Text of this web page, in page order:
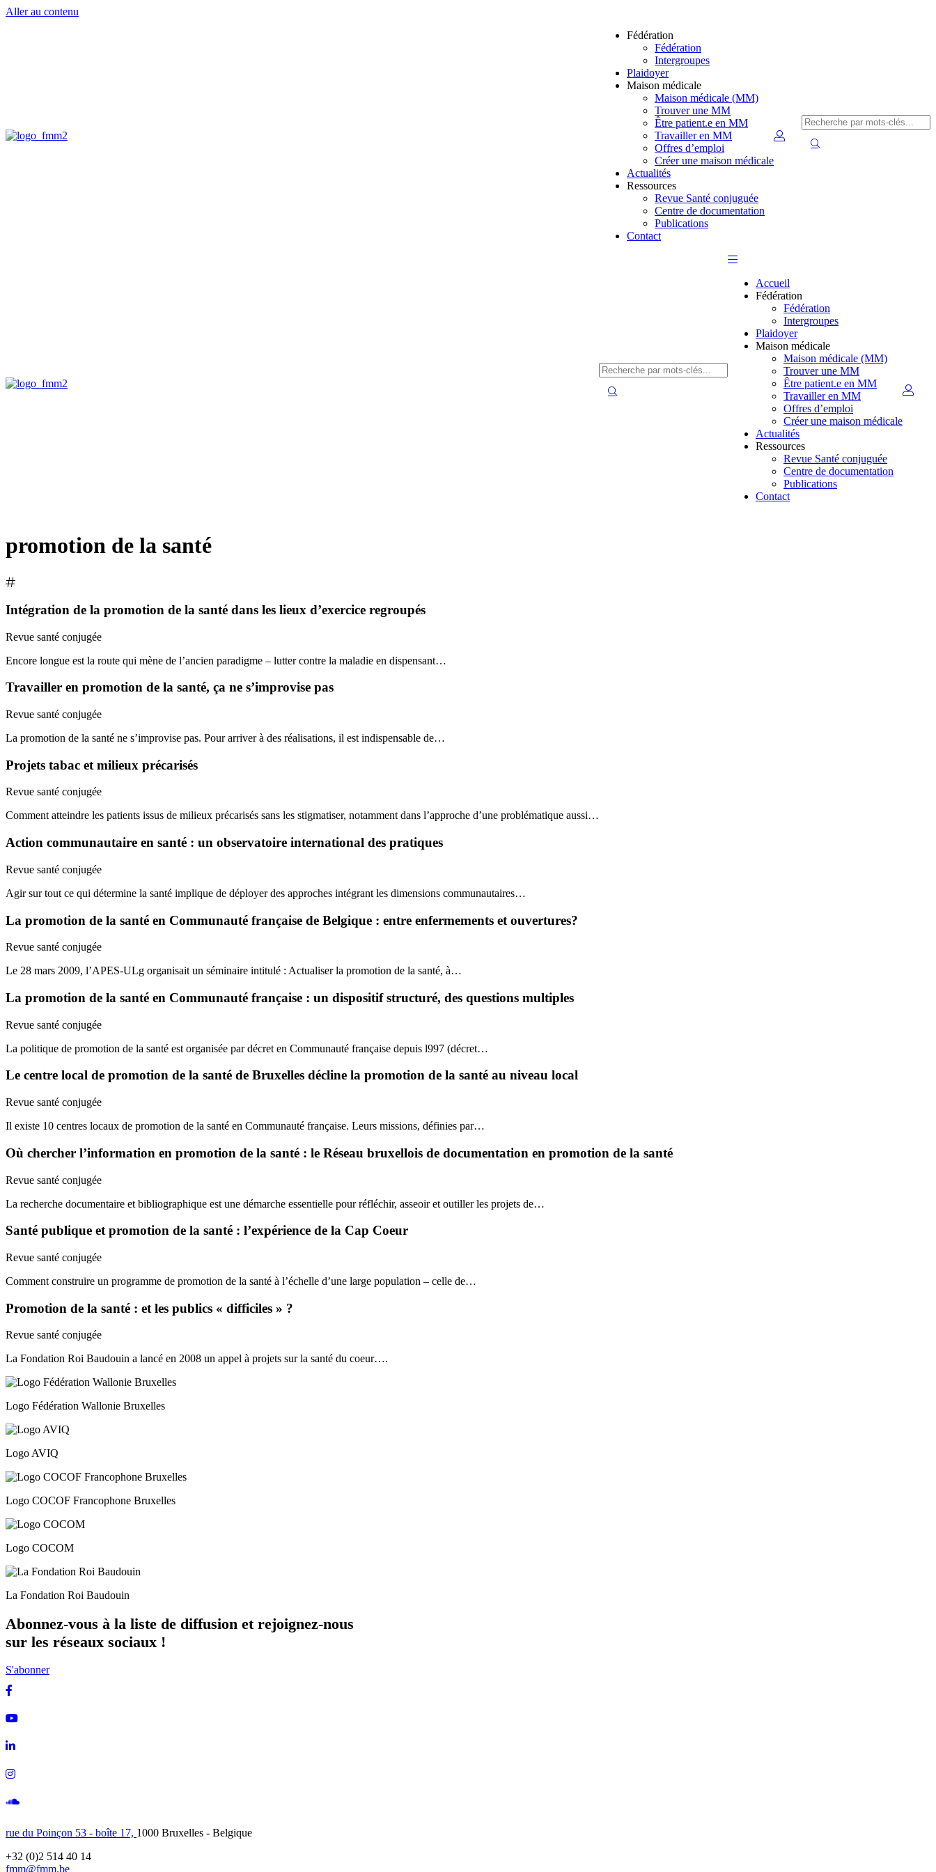
Aller au contenu
Fédération
Fédération
Intergroupes
Plaidoyer
Maison médicale
Maison médicale (MM)
Trouver une MM
Être patient.e en MM
Travailler en MM
Offres d’emploi
Créer une maison médicale
Actualités
Ressources
Revue Santé conjuguée
Centre de documentation
Publications
Contact
Accueil
Fédération
Fédération
Intergroupes
Plaidoyer
Maison médicale
Maison médicale (MM)
Trouver une MM
Être patient.e en MM
Travailler en MM
Offres d’emploi
Créer une maison médicale
Actualités
Ressources
Revue Santé conjuguée
Centre de documentation
Publications
Contact
promotion de la santé
Intégration de la promotion de la santé dans les lieux d’exercice regroupés
Revue santé conjugée
Encore longue est la route qui mène de l’ancien paradigme – lutter contre la maladie en dispensant…
Travailler en promotion de la santé, ça ne s’improvise pas
Revue santé conjugée
La promotion de la santé ne s’improvise pas. Pour arriver à des réalisations, il est indispensable de…
Projets tabac et milieux précarisés
Revue santé conjugée
Comment atteindre les patients issus de milieux précarisés sans les stigmatiser, notamment dans l’approche d’une problématique aussi…
Action communautaire en santé : un observatoire international des pratiques
Revue santé conjugée
Agir sur tout ce qui détermine la santé implique de déployer des approches intégrant les dimensions communautaires…
La promotion de la santé en Communauté française de Belgique : entre enfermements et ouvertures?
Revue santé conjugée
Le 28 mars 2009, l’APES-ULg organisait un séminaire intitulé : Actualiser la promotion de la santé, à…
La promotion de la santé en Communauté française : un dispositif structuré, des questions multiples
Revue santé conjugée
La politique de promotion de la santé est organisée par décret en Communauté française depuis l997 (décret…
Le centre local de promotion de la santé de Bruxelles décline la promotion de la santé au niveau local
Revue santé conjugée
Il existe 10 centres locaux de promotion de la santé en Communauté française. Leurs missions, définies par…
Où chercher l’information en promotion de la santé : le Réseau bruxellois de documentation en promotion de la santé
Revue santé conjugée
La recherche documentaire et bibliographique est une démarche essentielle pour réfléchir, asseoir et outiller les projets de…
Santé publique et promotion de la santé : l’expérience de la Cap Coeur
Revue santé conjugée
Comment construire un programme de promotion de la santé à l’échelle d’une large population – celle de…
Promotion de la santé : et les publics « difficiles » ?
Revue santé conjugée
La Fondation Roi Baudouin a lancé en 2008 un appel à projets sur la santé du coeur….
Logo Fédération Wallonie Bruxelles
Logo AVIQ
Logo COCOF Francophone Bruxelles
Logo COCOM
La Fondation Roi Baudouin
Abonnez-vous à la liste de diffusion et rejoignez-nous
sur les réseaux sociaux !
S'abonner
rue du Poinçon 53 - boîte 17, 1000 Bruxelles - Belgique
+32 (0)2 514 40 14
fmm@fmm.be